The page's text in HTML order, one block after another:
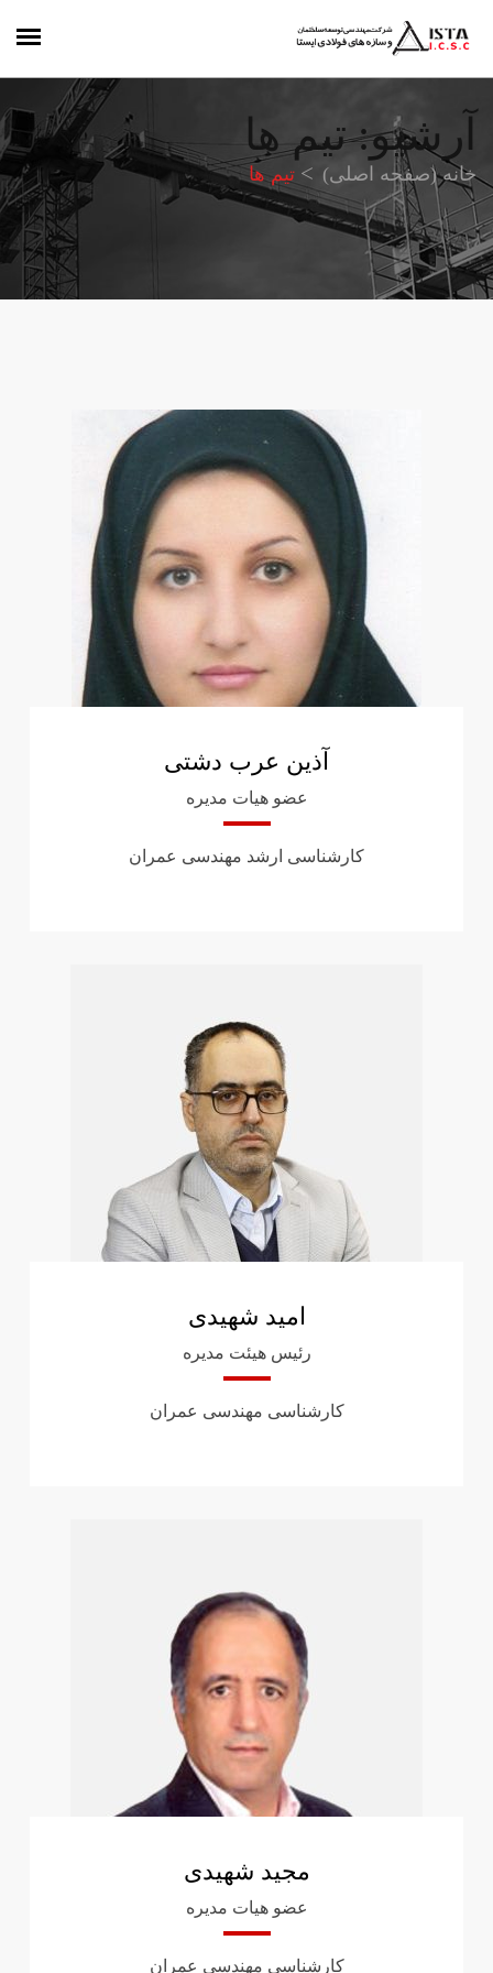
آرشیو: تیم ها
خانه (صفحه اصلی) تیم ها
آذین عرب دشتی
عضو هیات مدیره
کارشناسی ارشد مهندسی عمران
امید شهیدی
رئیس هیئت مدیره
کارشناسی مهندسی عمران
مجید شهیدی
عضو هیات مدیره
کارشناسی مهندسی عمران